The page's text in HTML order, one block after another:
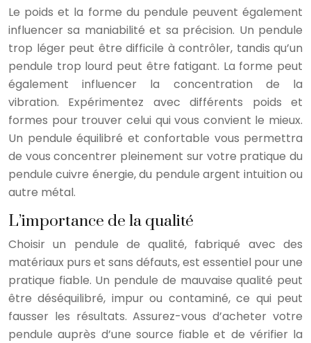
Le poids et la forme du pendule peuvent également
influencer sa maniabilité et sa précision. Un pendule
trop léger peut être difficile à contrôler, tandis qu’un
pendule trop lourd peut être fatigant. La forme peut
également influencer la concentration de la
vibration. Expérimentez avec différents poids et
formes pour trouver celui qui vous convient le mieux.
Un pendule équilibré et confortable vous permettra
de vous concentrer pleinement sur votre pratique du
pendule cuivre énergie, du pendule argent intuition ou
autre métal.
L’importance de la qualité
Choisir un pendule de qualité, fabriqué avec des
matériaux purs et sans défauts, est essentiel pour une
pratique fiable. Un pendule de mauvaise qualité peut
être déséquilibré, impur ou contaminé, ce qui peut
fausser les résultats. Assurez-vous d’acheter votre
pendule auprès d’une source fiable et de vérifier la